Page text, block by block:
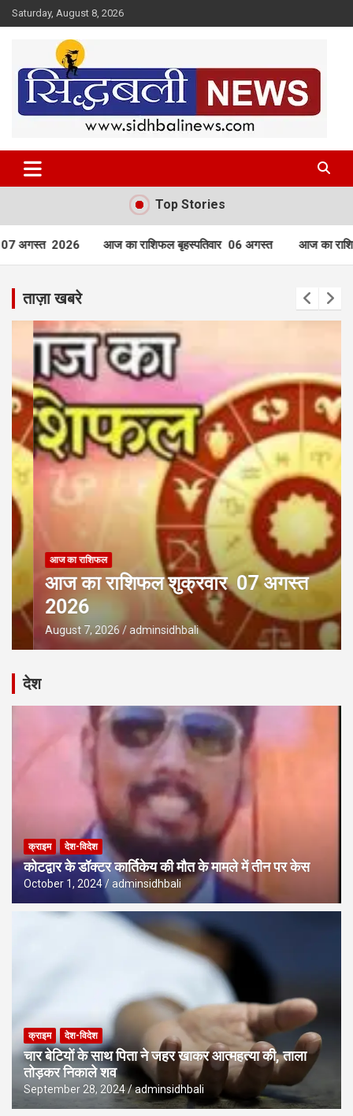
Skip
to
Saturday, August 8, 2026
Sidhbali News
Top Stories
बृहस्पतिवार 06 अगस्त आज का राशिफल बुधवार 05 अगस्त 2026
ताज़ा खबरे
आज का राशिफल
आज का राशिफल शुक्रवार 07 अगस्त
2026
August 7, 2026 adminsidhbali
देश
क्राइम देश-विदेश
कोटद्वार के डॉक्टर कार्तिकेय की मौत के मामले में तीन पर केस
October 1, 2024 adminsidhbali
क्राइम देश-विदेश
चार बेटियों के साथ पिता ने जहर खाकर आत्महत्या की, ताला
तोड़कर निकाले शव
September 28, 2024 adminsidhbali